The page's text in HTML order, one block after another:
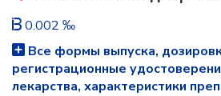
0.002 ‰
Все формы выпуска,
регистрационные
лекарства, характеристики